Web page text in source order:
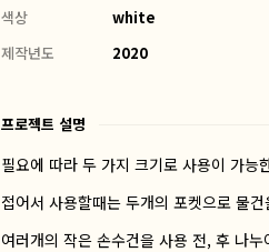
색상
white
제작년도
2020
프로젝트 설명
필요에 따라 두 가지 크기로 사용이 가능
접어서 사용할때는 두개의 포켓으로 물
여러개의 작은 손수건을 사용 전, 후 나